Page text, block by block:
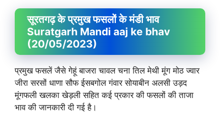
सूरतगढ़ के प्रमुख फसलों के मंडी भाव
Suratgarh Mandi aaj ke bhav
(20/05/2023)
प्रमुख फसलें जैसे गेहूं बाजरा चावल चना तिल मेथी मूंग मोठ ज्वार
जीरा सरसों धाणा सौफ ईसबगोल गंवार सोयाबीन अलसी उड़द
मूंगफली खलका खेड़ली सहित कई प्रकार की फसलों की ताजा
भाव की जानकारी दी गई है।